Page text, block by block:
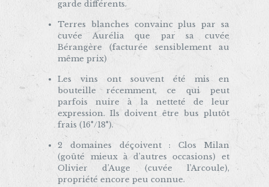
garde différents.
Terres blanches convainc plus par sa
cuvée Aurélia que par sa cuvée
Bérangère (facturée sensiblement au
même prix)
Les vins ont souvent été mis en
bouteille récemment, ce qui peut
parfois nuire à la netteté de leur
expression. Ils doivent être bus plutôt
frais (16°/18°).
2 domaines déçoivent : Clos Milan
(goûté mieux à d’autres occasions) et
Olivier d’Auge (cuvée l’Arcoule),
propriété encore peu connue.